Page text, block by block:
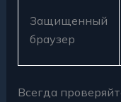
Защищенный
браузер
Всегда